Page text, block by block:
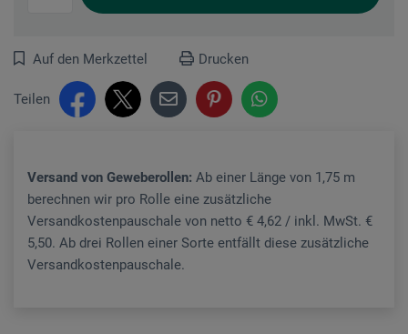
Auf den Merkzettel Drucken
Teilen
Versand von Geweberollen: Ab einer Länge von 1,75 m
berechnen wir pro Rolle eine zusätzliche
Versandkostenpauschale von netto € 4,62 / inkl. MwSt. €
5,50. Ab drei Rollen einer Sorte entfällt diese zusätzliche
Versandkostenpauschale.